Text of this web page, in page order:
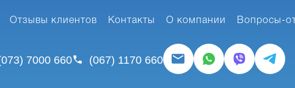
Отзывы клиентов Контакты О компании Вопросы-
7000 660 (067) 1170 660